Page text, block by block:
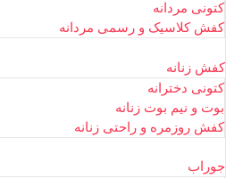
کتونی مردانه
کفش کلاسیک و رسمی مردانه
کفش زنانه
کتونی دخترانه
بوت و نیم بوت زنانه
کفش روزمره و راحتی زنانه
جوراب